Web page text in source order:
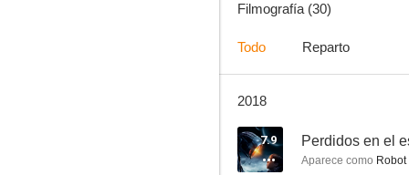
Filmografía (30)
Todo Reparto
2018
7.9 Perdidos en el
Aparece como Robot